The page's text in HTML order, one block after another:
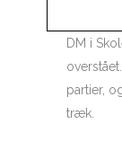
DM i
partier,
træk.